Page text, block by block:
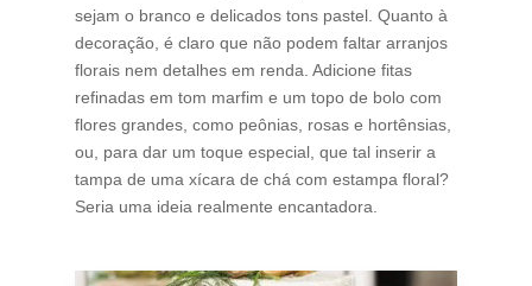
sejam o branco e delicados tons pastel. Quanto à
decoração, é claro que não podem faltar arranjos
florais nem detalhes em renda. Adicione fitas
refinadas em tom marfim e um topo de bolo com
flores grandes, como peônias, rosas e hortênsias,
ou, para dar um toque especial, que tal inserir a
tampa de uma xícara de chá com estampa floral?
Seria uma ideia realmente encantadora.